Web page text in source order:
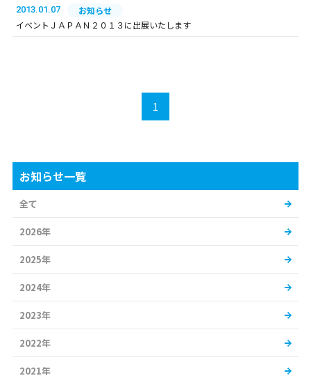
2013.01.07
お知らせ
イベントＪＡＰＡＮ２０１３に出展いたします
1
お知らせ一覧
全て
2026年
2025年
2024年
2023年
2022年
2021年